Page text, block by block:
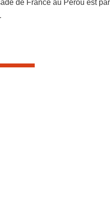
de France au Pérou est
LinkedIn